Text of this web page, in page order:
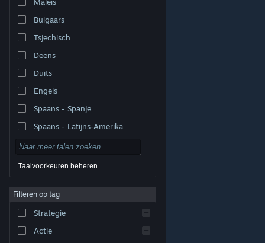
© Valve Corporation. Alle rechten voorbehouden. Alle
handelsmerken zijn eigendom van hun respectieve
Privacybeleid|Juridische informatie
Toegankelijkheid
|
Terugbetalingen
Bulgaars
Tsjechisch
Deens
Duits
Engels
Spaans - Spanje
Spaans - Latijns-Amerika
Taalvoorkeuren beheren
Filteren op tag
Strategie
Actie